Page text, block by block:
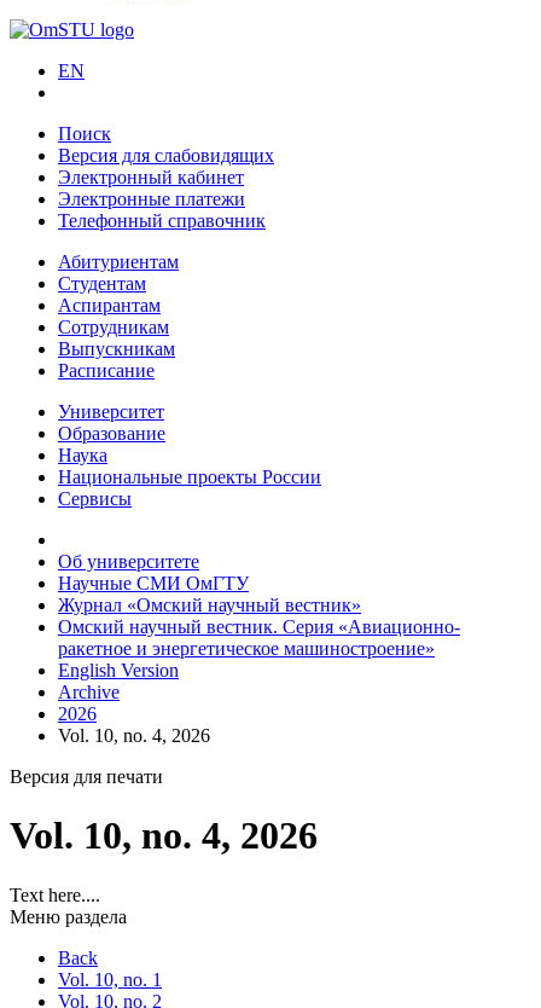
EN
Поиск
Версия для слабовидящих
Электронный кабинет
Электронные платежи
Телефонный справочник
Абитуриентам
Студентам
Аспирантам
Сотрудникам
Выпускникам
Расписание
Университет
Образование
Наука
Национальные проекты России
Сервисы
Об университете
Научные СМИ ОмГТУ
Журнал «Омский научный вестник»
Омский научный вестник. Серия «Авиационно-
ракетное и энергетическое машиностроение»
English Version
Archive
2026
Vol. 10, no. 4, 2026
Версия для печати
Vol. 10, no. 4, 2026
Text here....
Меню раздела
Back
Vol. 10, no. 1
Vol. 10, no. 2